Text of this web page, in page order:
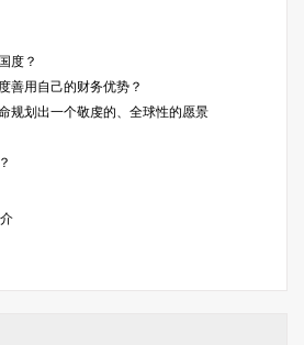
度？
善用自己的财务优势？
规划出一个敬虔的、全球性的愿景